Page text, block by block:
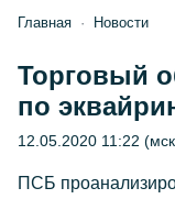
Главная Новости
Торговый
по
12.05.2020 11:22
ПСБ